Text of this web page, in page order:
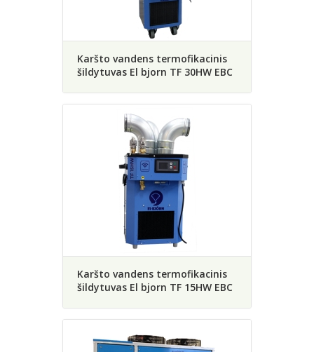
Karšto vandens termofikacinis
šildytuvas El bjorn TF 30HW EBC
Karšto vandens termofikacinis
šildytuvas El bjorn TF 15HW EBC